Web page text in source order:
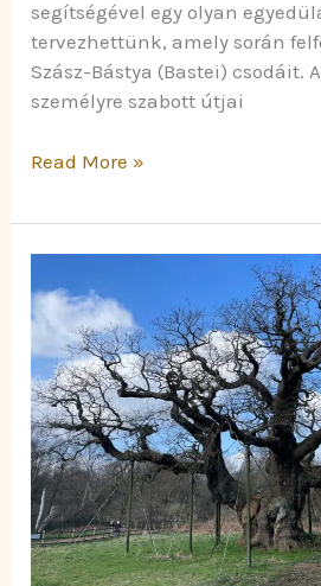
segítségével egy olyan
tervezhettünk, amely során
Szász-Bástya (Bastei) csodáit.
személyre szabott útjai
Read More »
Erdő:
Robin
Hood
Legendáinak
Nyomában
–
Egy
Kaland,
Amit
Nem